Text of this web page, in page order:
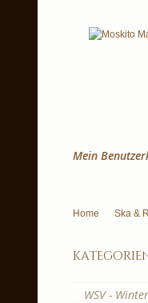
Mein
Home Ska &
WSV -